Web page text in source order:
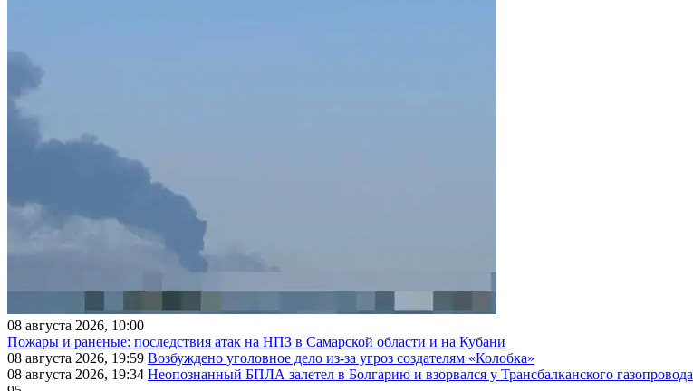
08 августа 2026, 10:00
Пожары и раненые: последствия атак на НПЗ в Самарской области и на Кубани
08 августа 2026, 19:59 Возбуждено уголовное дело из-за угроз создателям «Колобка»
08 августа 2026, 19:34 Неопознанный БПЛА залетел в Болгарию и взорвался у Трансбалканского газопровода